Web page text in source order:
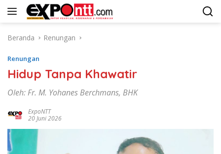
Langsung
Beranda
Renungan
Renungan
Hidup Tanpa Khawatir
Oleh: Fr. M. Yohanes Berchmans, BHK
ExpoNTT
20 Juni 2026